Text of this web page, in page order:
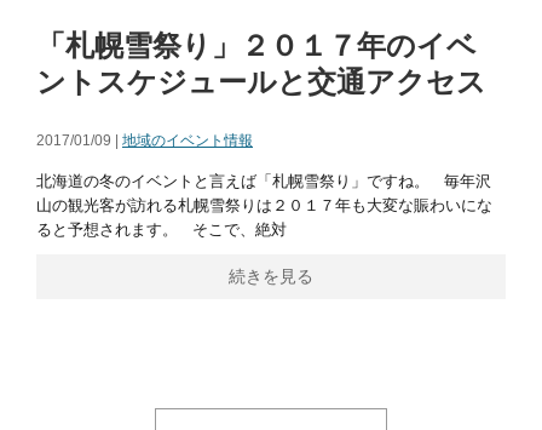
「札幌雪祭り」２０１７年のイベ
ントスケジュールと交通アクセス
2017/01/09 | 地域のイベント情報
北海道の冬のイベントと言えば「札幌雪祭り」ですね。 毎年沢
山の観光客が訪れる札幌雪祭りは２０１７年も大変な賑わいにな
ると予想されます。 そこで、絶対
続きを見る